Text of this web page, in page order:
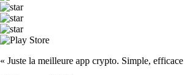
« Juste la meilleure app crypto. Simple,